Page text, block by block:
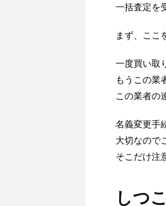
一括査定を
まず、ここ
一度買い取
もうこの業
この業者の
名義変更手
大切なので
そこだけ注
しつ